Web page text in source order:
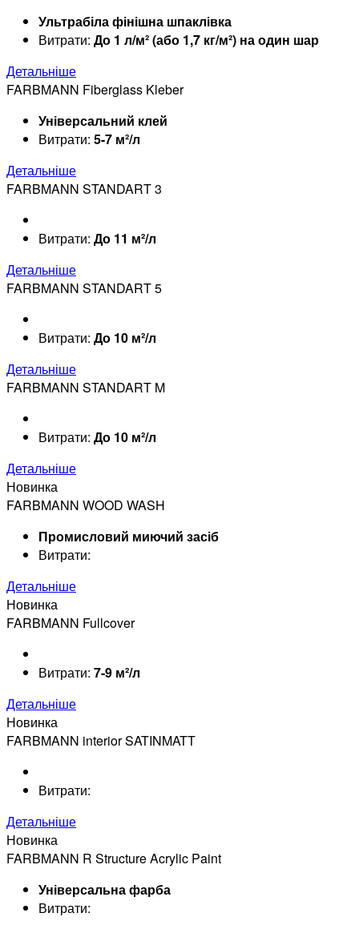
Ультрабіла фінішна шпаклівка
Витрати: До 1 л/м² (або 1,7 кг/м²) на один шар
Детальніше
FARBMANN Fiberglass Kleber
Універсальний клей
Витрати: 5-7 м²/л
Детальніше
FARBMANN STANDART 3
Витрати: До 11 м²/л
Детальніше
FARBMANN STANDART 5
Витрати: До 10 м²/л
Детальніше
FARBMANN STANDART M
Витрати: До 10 м²/л
Детальніше
Новинка
FARBMANN WOOD WASH
Промисловий миючий засіб
Витрати:
Детальніше
Новинка
FARBMANN Fullcover
Витрати: 7-9 м²/л
Детальніше
Новинка
FARBMANN interior SATINMATT
Витрати:
Детальніше
Новинка
FARBMANN R Structure Acrylic Paint
Універсальна фарба
Витрати: